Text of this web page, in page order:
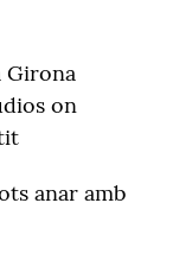
Girona
on
anar amb